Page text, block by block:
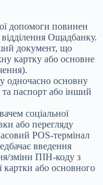
допомоги повинен
Ощадбанку.
документ, що
картку або основне
одночасно основну
паспорт або інший
соціальної
або перегляду
POS-термінал
введення
зміни ПІН-коду з
картки або основного